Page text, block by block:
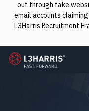
out through fake
email accounts
L3Harris Recruitment
L3Harris